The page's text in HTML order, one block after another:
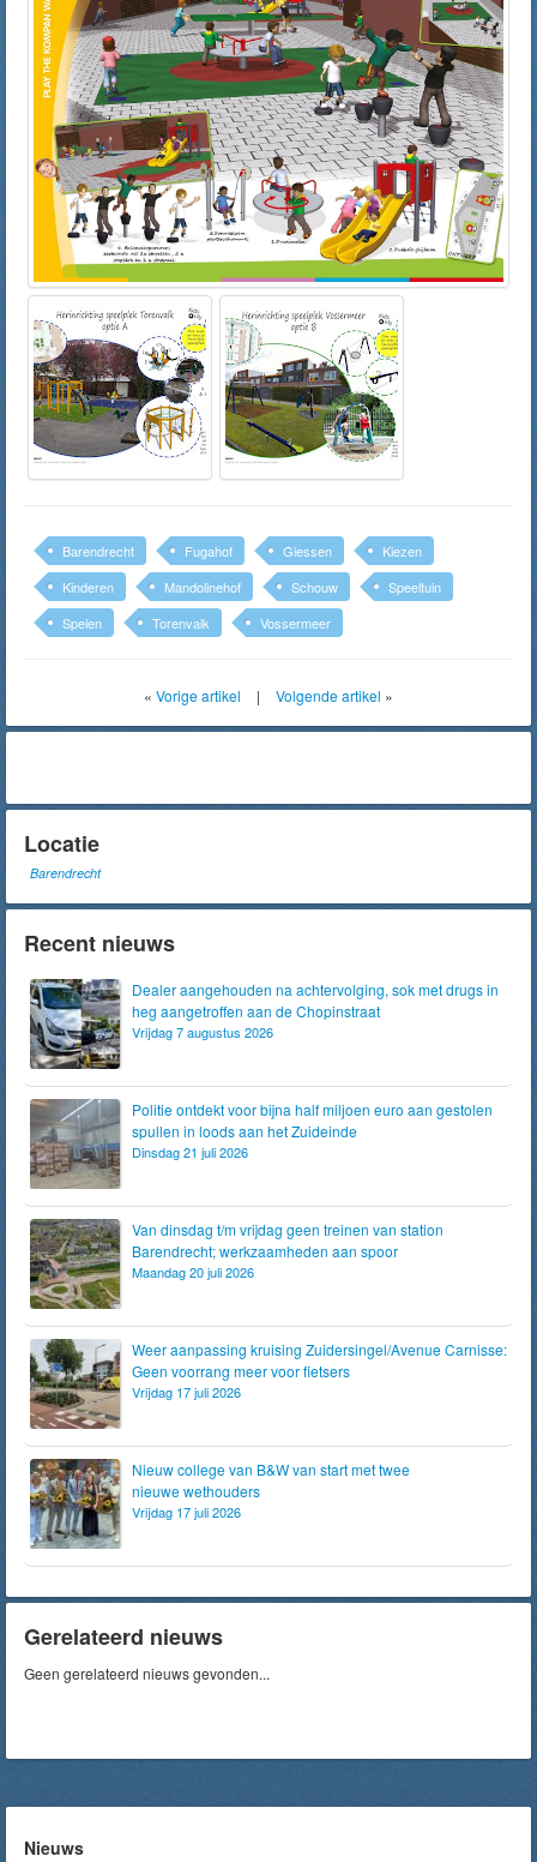
Barendrecht Fugahof Giessen
Kiezen
Kinderen
Mandolinehof Schouw
Speeltuin
Spelen
Torenvalk Vossermeer
« Vorige artikel | Volgende artikel »
Locatie
Barendrecht
Recent nieuws
Dealer aangehouden na achtervolging, sok met drugs in
heg aangetroffen aan de Chopinstraat
Vrijdag 7 augustus 2026
Politie ontdekt voor bijna half miljoen euro aan gestolen
spullen in loods aan het Zuideinde
Dinsdag 21 juli 2026
Van dinsdag t/m vrijdag geen treinen van station
Barendrecht; werkzaamheden aan spoor
Maandag 20 juli 2026
Weer aanpassing kruising Zuidersingel/Avenue Carnisse:
Geen voorrang meer voor fietsers
Vrijdag 17 juli 2026
Nieuw college van B&W van start met twee
nieuwe wethouders
Vrijdag 17 juli 2026
Gerelateerd nieuws
Geen gerelateerd nieuws gevonden...
Nieuws